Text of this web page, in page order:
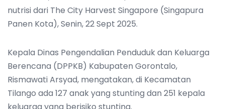
nutrisi dari The City Harvest Singapore (Singapura
Panen Kota), Senin, 22 Sept 2025.
Kepala Dinas Pengendalian Penduduk dan Keluarga
Berencana (DPPKB) Kabupaten Gorontalo,
Rismawati Arsyad, mengatakan, di Kecamatan
Tilango ada 127 anak yang stunting dan 251 kepala
keluarga yang berisiko stunting.